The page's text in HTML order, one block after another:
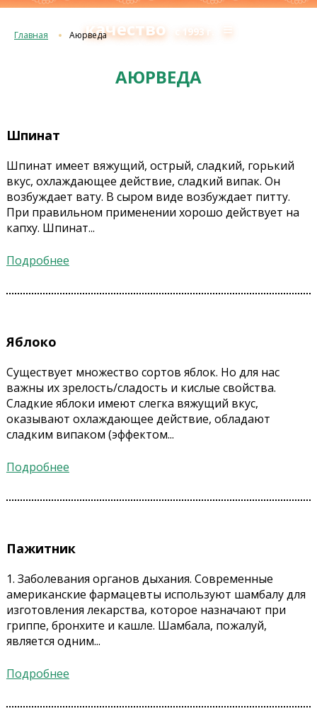
качество
с 1993 г. ≡
Главная Аюрведа
АЮРВЕДА
Шпинат
Шпинат имеет вяжущий, острый, сладкий, горький
вкус, охлаждающее действие, сладкий випак. Он
возбуждает вату. В сыром виде возбуждает питту.
При правильном применении хорошо действует на
капху. Шпинат...
Подробнее
Яблоко
Существует множество сортов яблок. Но для нас
важны их зрелость/сладость и кислые свойства.
Сладкие яблоки имеют слегка вяжущий вкус,
оказывают охлаждающее действие, обладают
сладким випаком (эффектом...
Подробнее
Пажитник
1. Заболевания органов дыхания. Современные
американские фармацевты используют шамбалу для
изготовления лекарства, которое назначают при
гриппе, бронхите и кашле. Шамбала, пожалуй,
является одним...
Подробнее